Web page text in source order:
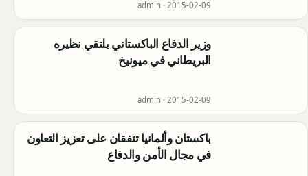
admin · 2015-02-09
وزير الدفاع الباكستاني يلتقي نظيره
البريطاني في ميونيخ
admin · 2015-02-09
باكستان وألمانيا تتفقان على تعزيز التعاون
في مجال الأمن والدفاع